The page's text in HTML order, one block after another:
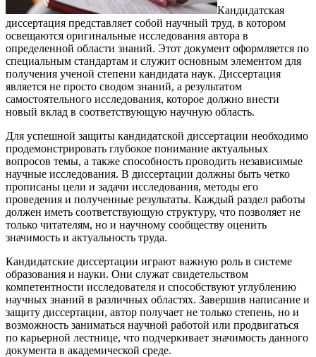
Кандидатская
диссертация представляет собой научный труд, в котором
освещаются оригинальные исследования автора в
определенной области знаний. Этот документ оформляется по
специальным стандартам и служит основным элементом для
получения ученой степени кандидата наук. Диссертация
является не просто сводом знаний, а результатом
самостоятельного исследования, которое должно внести
новый вклад в соответствующую научную область.
Для успешной защиты кандидатской диссертации необходимо
продемонстрировать глубокое понимание актуальных
вопросов темы, а также способность проводить независимые
научные исследования. В диссертации должны быть четко
прописаны цели и задачи исследования, методы его
проведения и полученные результаты. Каждый раздел работы
должен иметь соответствующую структуру, что позволяет не
только читателям, но и научному сообществу оценить
значимость и актуальность труда.
Кандидатские диссертации играют важную роль в системе
образования и науки. Они служат свидетельством
компетентности исследователя и способствуют углублению
научных знаний в различных областях. Завершив написание и
защиту диссертации, автор получает не только степень, но и
возможность заниматься научной работой или продвигаться
по карьерной лестнице, что подчеркивает значимость данного
документа в академической среде.